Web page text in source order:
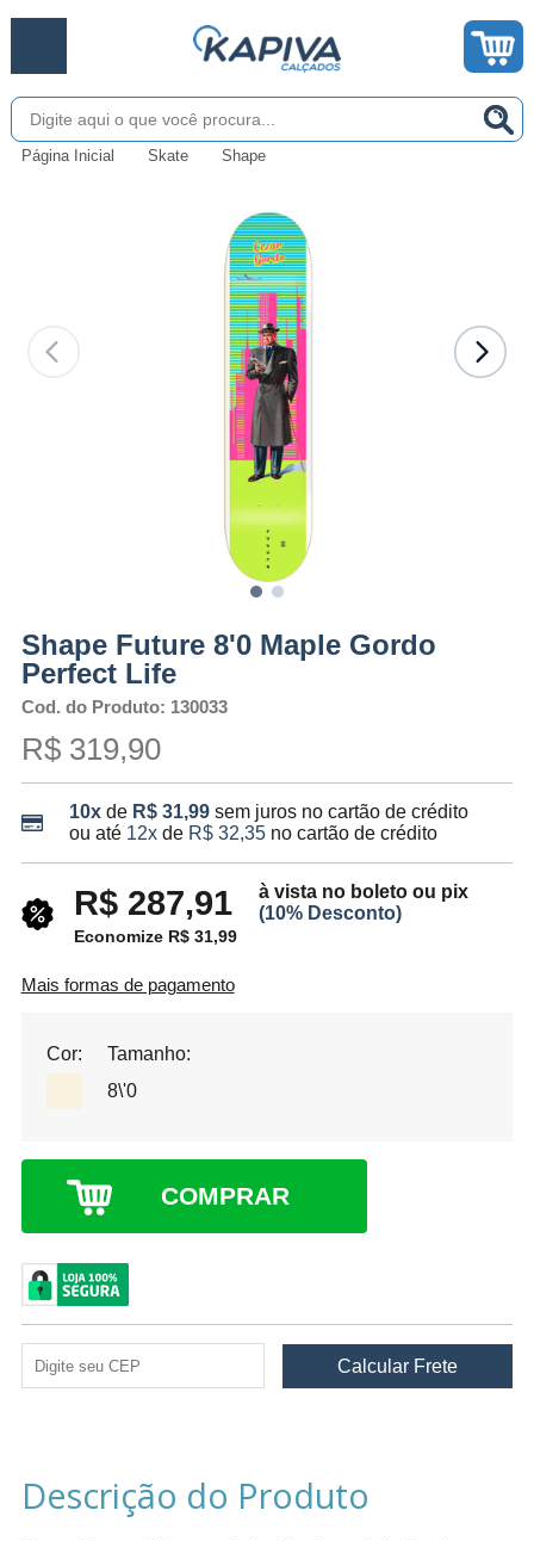
Página Inicial Skate Shape
Shape Future 8'0 Maple Gordo
Perfect Life
Cod. do Produto: 130033
R$ 319,90
10xde R$ 31,99 sem juros no cartão de crédito
ou até 12xde R$ 32,35no cartão de crédito
R$ 287,91
à vista no boleto ou pix
(10% Desconto)
Economize R$ 31,99
Mais formas de pagamento
Cor:
Tamanho:
8\'0
COMPRAR
Descrição do Produto